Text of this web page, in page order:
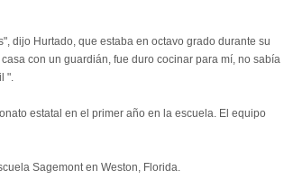
dijo Hurtado, que estaba en octavo grado durante su
con un guardián, fue duro cocinar para mí, no sabía
".
estatal en el primer año en la escuela. El equipo
Sagemont en Weston, Florida.